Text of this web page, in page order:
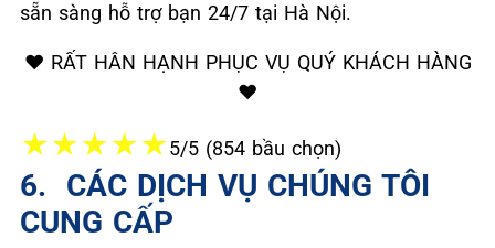
sẵn sàng hỗ trợ bạn 24/7 tại Hà Nội.
❤️ RẤT HÂN HẠNH PHỤC VỤ QUÝ KHÁCH HÀNG
❤️
★★★★★5/5 (854 bầu chọn)
6. ️ CÁC DỊCH VỤ CHÚNG TÔI
CUNG CẤP